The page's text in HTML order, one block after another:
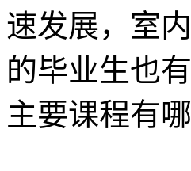
速发展，室
的毕业生也
主要课程有哪